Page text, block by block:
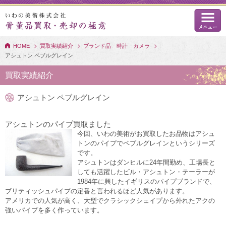
HOME 買取実績紹介
ブランド品 時計 カメラ
アシュトン ペブルグレイン
買取実績紹介
アシュトン ペブルグレイン
アシュトンのパイプ買取ました
今回、いわの美術がお買取したお品物はアシュ
トンのパイプでペブルグレインというシリーズ
です。
アシュトンはダンヒルに24年間勤め、工場長と
しても活躍したビル・アシュトン・テーラーが
1984年に興したイギリスのパイプブランドで、
ブリティッシュパイプの定番と言われるほど人気があります。
アメリカでの人気が高く、大型でクラシックシェイプから外れたアクの
強いパイプを多く作っています。